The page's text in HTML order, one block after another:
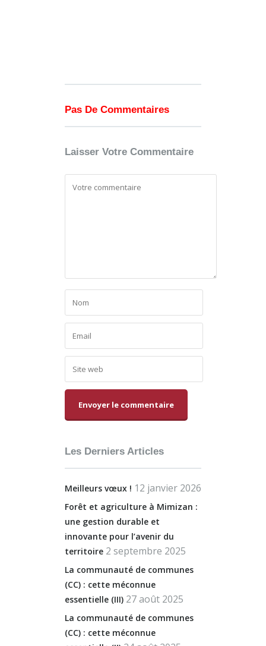
Pas De Commentaires
Laisser Votre Commentaire
Les Derniers Articles
Meilleurs vœux ! 12 janvier 2026
Forêt et agriculture à Mimizan :
une gestion durable et
innovante pour l’avenir du
territoire 2 septembre 2025
La communauté de communes
(CC) : cette méconnue
essentielle (III) 27 août 2025
La communauté de communes
(CC) : cette méconnue